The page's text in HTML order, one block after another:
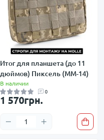
Итог для планшета (до 11
дюймов) Пиксель (ММ-14)
В наличии
0
1 570грн.